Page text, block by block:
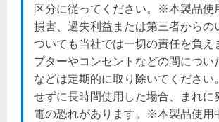
区分に従ってください。※本製品使
損害、過失利益または第三者からの
ついても当社では一切の責任を負
プターやコンセントなどの間につい
などは定期的に取り除いてください
せずに長時間使用した場合、まれに
電の恐れがあります。※本製品使用